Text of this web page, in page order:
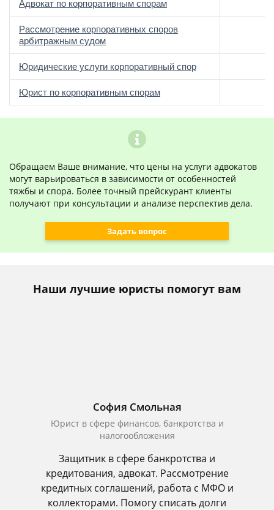
Адвокат по корпоративным спорам
Рассмотрение корпоративных споров
арбитражным судом
Юридические услуги корпоративный спор
Юрист по корпоративным спорам
Обращаем Ваше внимание, что цены на услуги адвокатов
могут варьироваться в зависимости от особенностей
тяжбы и спора. Более точный прейскурант клиенты
получают при консультации и анализе перспектив дела.
Задать вопрос
Наши лучшие юристы помогут вам
София Смольная
Юрист в сфере финансов, банкротства и
налогообложения
Защитник в сфере банкротства и
кредитования, адвокат. Рассмотрение
кредитных соглашений, работа с МФО и
коллекторами. Помогу списать долги